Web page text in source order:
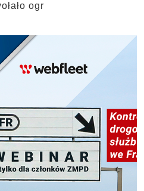
ogr